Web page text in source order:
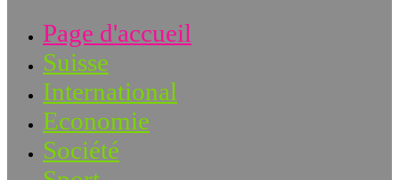
Page d'accueil
Suisse
International
Economie
Société